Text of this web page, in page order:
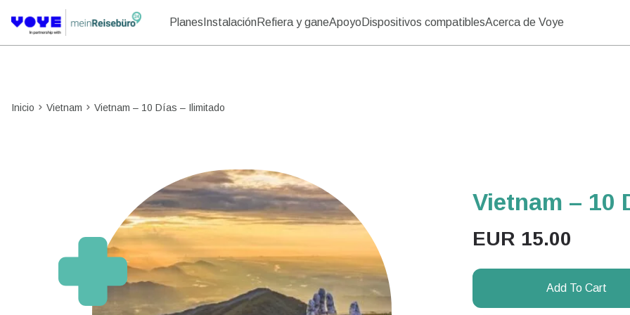
Planes InstalaciónRefiera y ganeApoyo Dispositivos compatiblesAcerca de Voye
Inicio Vietnam Vietnam – 10 Días – Ilimitado
Vietnam – 10
EUR 15.00
Add To Cart